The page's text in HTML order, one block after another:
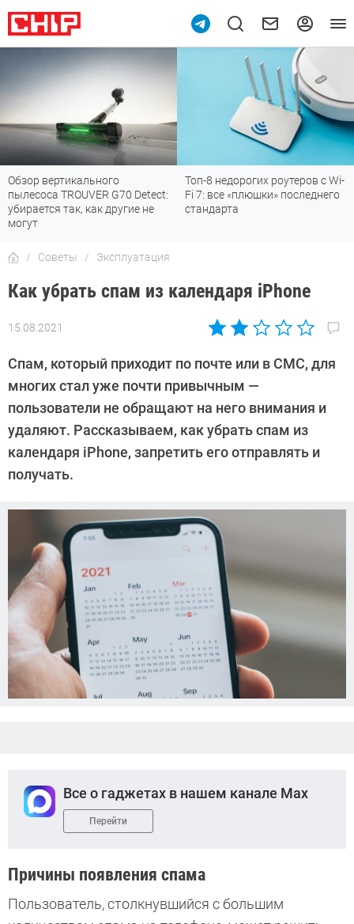
Топ-8 недорогих роутеров с Wi-
Fi 7: все «плюшки» последнего
стандарта
7 мессенджеров, которые
отлично работают в России
Советы Эксплуатация
Как убрать спам из календаря iPhone
15.08.2021
Автор:
Иванов
Спам, который приходит по почте или в СМС, для
многих стал уже почти привычным —
пользователи не обращают на него внимания и
удаляют. Рассказываем, как убрать спам из
календаря iPhone, запретить его отправлять и
получать.
Все о гаджетах в нашем канале Max
Перейти
Причины появления спама
Пользователь, столкнувшийся с большим